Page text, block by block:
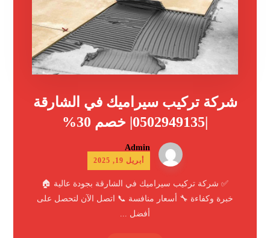
شركة تركيب سيراميك في الشارقة
Admin
أبريل 19, 2025
✅ شركة تركيب سيراميك في الشارقة بجودة عالية 🏠
خبرة وكفاءة 🔧 أسعار منافسة 📞 اتصل الآن لتحصل على
أفضل ...